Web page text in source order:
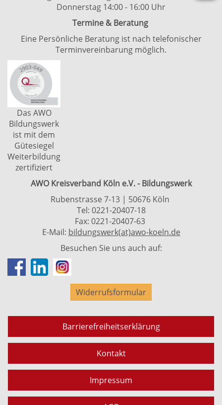
Donnerstag 14:00 - 16:00 Uhr
Termine & Beratung
Eine Persönliche Beratung ist nach telefonischer
Terminvereinbarung möglich.
Das AWO
Bildungswerk
ist mit dem
Gütesiegel
Weiterbildung
zertifiziert
AWO Kreisverband Köln e.V. - Bildungswerk
Rubenstrasse 7-13 | 50676 Köln
Tel: 0221-20407-18
Fax: 0221-20407-63
E-Mail: bildungswerk(at)awo-koeln.de
Besuchen Sie uns auch auf:
Widerrufsformular
Barrierefreiheitserklärung
Kontakt
Impressum